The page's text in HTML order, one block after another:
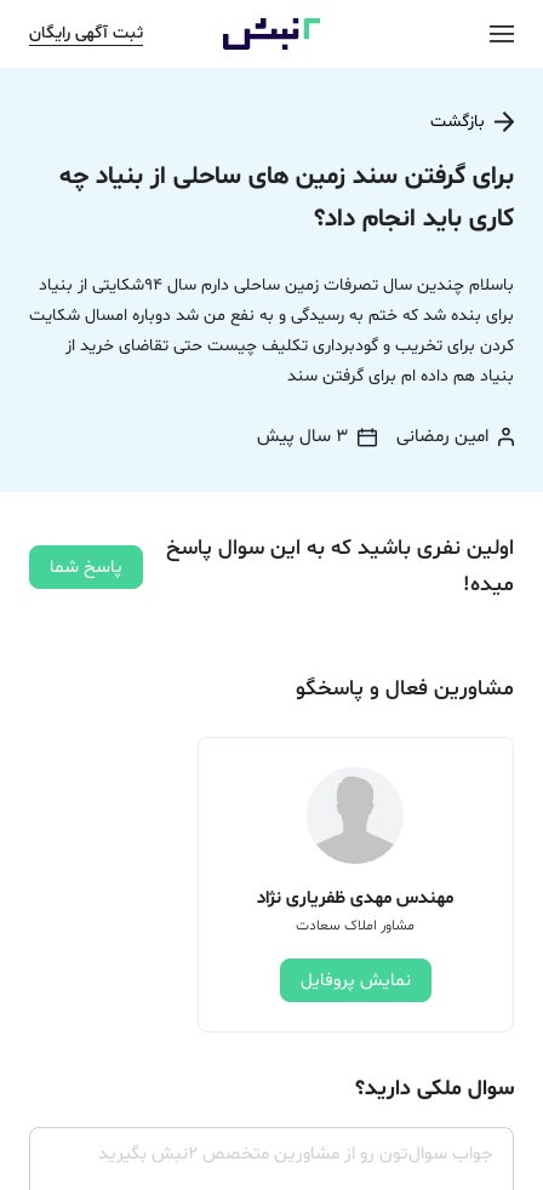
ثبت آگهی رایگان
بازگشت
برای گرفتن سند زمین های ساحلی از بنیاد چه
کاری باید انجام داد؟
باسلام چندین سال تصرفات زمین ساحلی دارم سال 94شکایتی از بنیاد
برای بنده شد که ختم به رسیدگی و به نفع من شد دوباره امسال شکایت
کردن برای تخریب و گودبرداری تکلیف چیست حتی تقاضای خرید از
بنیاد هم داده ام برای گرفتن سند
امین رمضانی 3 سال پیش
اولین نفری باشید که به این سوال پاسخ
میده!
پاسخ شما
مشاورین فعال و پاسخگو
مهندس مهدی ظفریاری نژاد
مشاور املاک سعادت
نمایش پروفایل
سوال ملکی دارید؟